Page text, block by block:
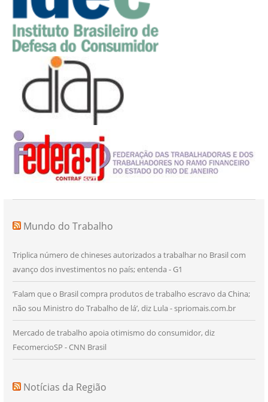
Mundo do Trabalho
Triplica número de chineses autorizados a trabalhar no Brasil com
avanço dos investimentos no país; entenda - G1
‘Falam que o Brasil compra produtos de trabalho escravo da China;
não sou Ministro do Trabalho de lá’, diz Lula - spriomais.com.br
Mercado de trabalho apoia otimismo do consumidor, diz
FecomercioSP - CNN Brasil
Notícias da Região